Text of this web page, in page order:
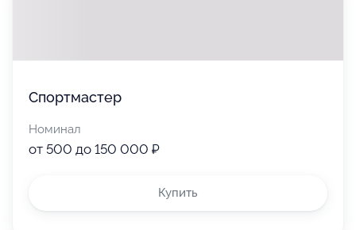
Спортмастер
Номинал
от 500 до 150 000 ₽
Купить